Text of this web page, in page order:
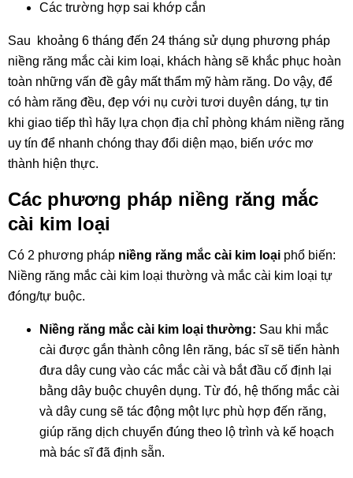
Các trường hợp sai khớp cắn
Sau khoảng 6 tháng đến 24 tháng sử dụng phương pháp
niềng răng mắc cài kim loại, khách hàng sẽ khắc phục hoàn
toàn những vấn đề gây mất thẩm mỹ hàm răng. Do vậy, để
có hàm răng đều, đẹp với nụ cười tươi duyên dáng, tự tin
khi giao tiếp thì hãy lựa chọn địa chỉ phòng khám niềng răng
uy tín để nhanh chóng thay đổi diện mạo, biến ước mơ
thành hiện thực.
Các phương pháp niềng răng mắc
cài kim loại
Có 2 phương pháp niềng răng mắc cài kim loại phổ biến:
Niềng răng mắc cài kim loại thường và mắc cài kim loại tự
đóng/tự buộc.
Niềng răng mắc cài kim loại thường: Sau khi mắc
cài được gắn thành công lên răng, bác sĩ sẽ tiến hành
đưa dây cung vào các mắc cài và bắt đầu cố định lại
bằng dây buộc chuyên dụng. Từ đó, hệ thống mắc cài
và dây cung sẽ tác động một lực phù hợp đến răng,
giúp răng dịch chuyển đúng theo lộ trình và kế hoạch
mà bác sĩ đã định sẵn.